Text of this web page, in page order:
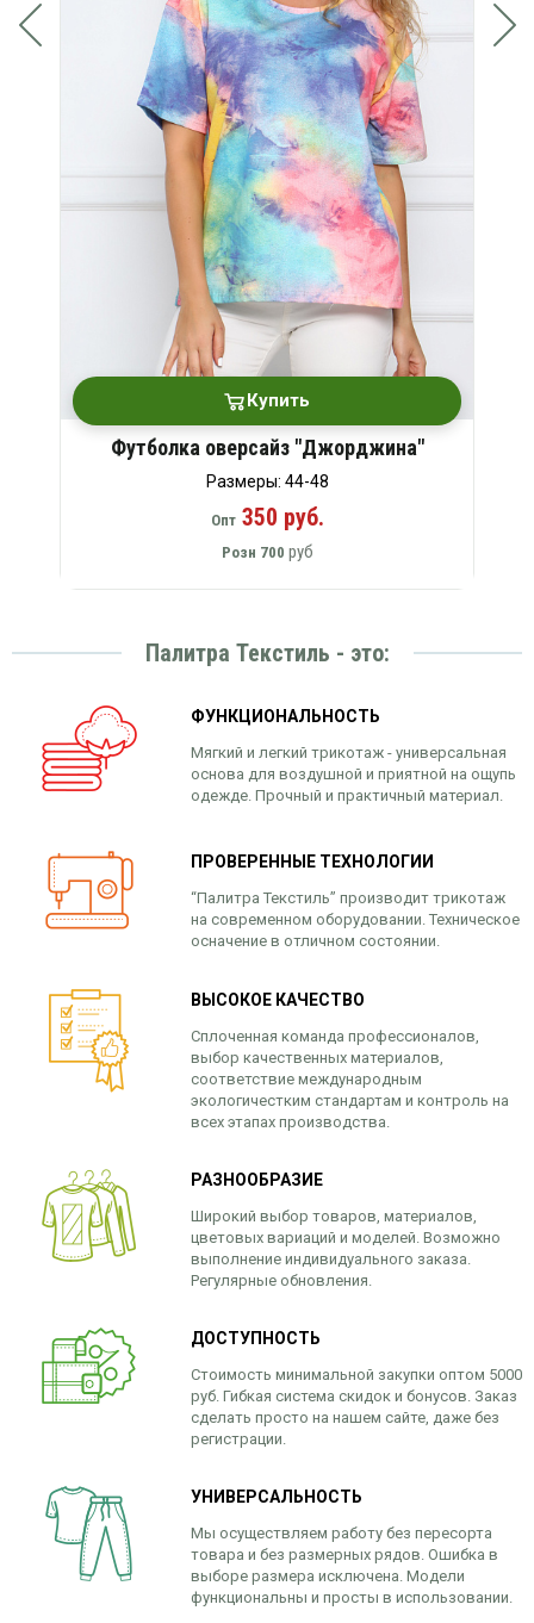
Купить
Футболка оверсайз "Джорджина"
Размеры: 44-48
Опт350 руб.
Розн 700 руб
Палитра Текстиль - это:
ФУНКЦИОНАЛЬНОСТЬ
Мягкий и легкий трикотаж - универсальная
основа для воздушной и приятной на ощупь
одежде. Прочный и практичный материал.
ПРОВЕРЕННЫЕ ТЕХНОЛОГИИ
“Палитра Текстиль” производит трикотаж
на современном оборудовании. Техническое
осначение в отличном состоянии.
ВЫСОКОЕ КАЧЕСТВО
Сплоченная команда профессионалов,
выбор качественных материалов,
соответствие международным
экологичестким стандартам и контроль на
всех этапах производства.
РАЗНООБРАЗИЕ
Широкий выбор товаров, материалов,
цветовых вариаций и моделей. Возможно
выполнение индивидуального заказа.
Регулярные обновления.
ДОСТУПНОСТЬ
Стоимость минимальной закупки оптом 5000
руб. Гибкая система скидок и бонусов. Заказ
сделать просто на нашем сайте, даже без
регистрации.
УНИВЕРСАЛЬНОСТЬ
Мы осуществляем работу без пересорта
товара и без размерных рядов. Ошибка в
выборе размера исключена. Модели
функциональны и просты в использовании.